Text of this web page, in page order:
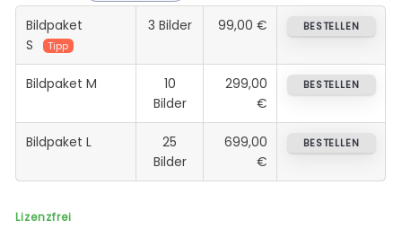
Bildpaket
S
Tipp
3 Bilder 99,00 € BESTELLEN
Bildpaket M
10
Bilder
299,00
€
BESTELLEN
Bildpaket L
25
Bilder
699,00
€
BESTELLEN
Lizenzfrei